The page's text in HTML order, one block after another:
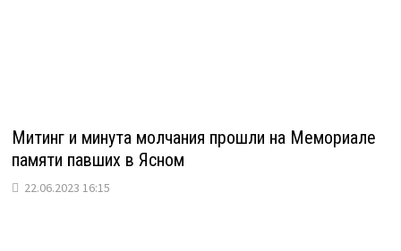
Митинг и минута молчания прошли на Мемориале
памяти павших в Ясном
22.06.2023 16:15